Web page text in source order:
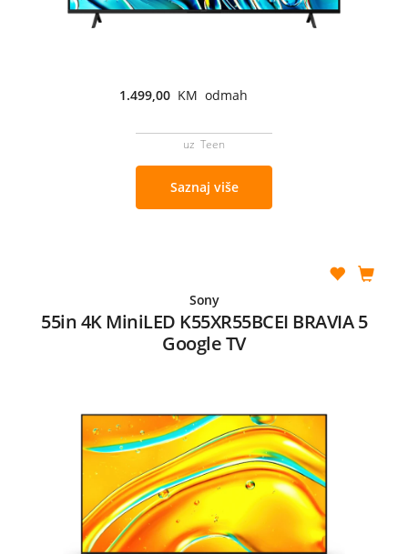
1.499,00 KM odmah
uz Teen
Saznaj više
Sony
55in 4K MiniLED K55XR55BCEI BRAVIA 5
Google TV